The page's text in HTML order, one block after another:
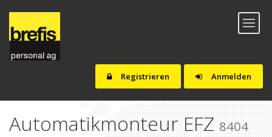
Anmelden
Registrieren
Toggle
Automatikmonteur EFZ8404